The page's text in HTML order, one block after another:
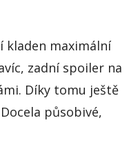
kladen maximální
zadní spoiler na
Díky tomu ještě
působivé,